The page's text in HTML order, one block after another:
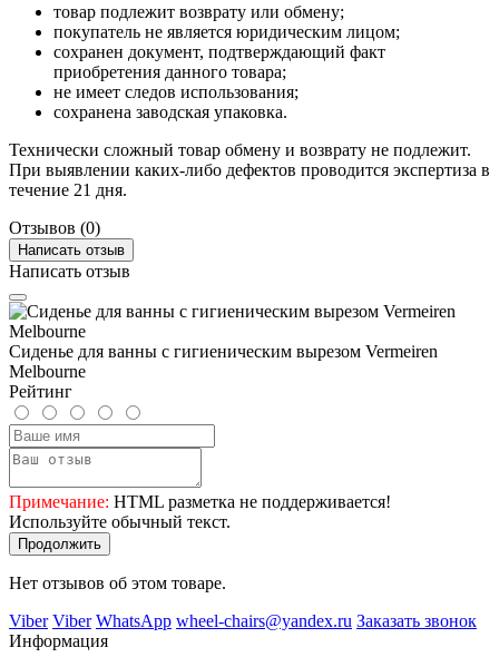
товар подлежит возврату или обмену;
покупатель не является юридическим лицом;
сохранен документ, подтверждающий факт
приобретения данного товара;
не имеет следов использования;
сохранена заводская упаковка.
Технически сложный товар обмену и возврату не подлежит.
При выявлении каких-либо дефектов проводится экспертиза в
течение 21 дня.
Отзывов (0)
Написать отзыв
Написать отзыв
Сиденье для ванны с гигиеническим вырезом Vermeiren
Melbourne
Рейтинг
Примечание: HTML разметка не поддерживается!
Используйте обычный текст.
Продолжить
Нет отзывов об этом товаре.
Viber Viber WhatsApp wheel-chairs@yandex.ru Заказать звонок
Информация